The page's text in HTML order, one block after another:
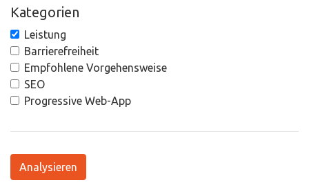
Kategorien
Leistung
Barrierefreiheit
Empfohlene Vorgehensweise
SEO
Progressive Web-App
Analysieren